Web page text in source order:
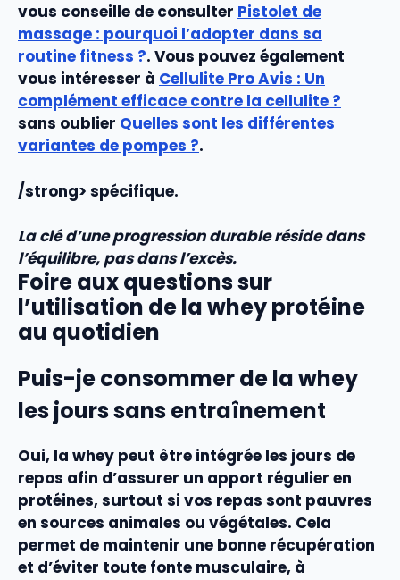
vous conseille de consulter Pistolet de
massage : pourquoi l’adopter dans sa
routine fitness ?. Vous pouvez également
vous intéresser à Cellulite Pro Avis : Un
complément efficace contre la cellulite ?
sans oublier Quelles sont les différentes
variantes de pompes ?.
/strong> spécifique.
La clé d’une progression durable réside dans
l’équilibre, pas dans l’excès.
Foire aux questions sur
l’utilisation de la whey protéine
au quotidien
Puis-je consommer de la whey
les jours sans entraînement
Oui, la whey peut être intégrée les jours de
repos afin d’assurer un apport régulier en
protéines, surtout si vos repas sont pauvres
en sources animales ou végétales. Cela
permet de maintenir une bonne récupération
et d’éviter toute fonte musculaire, à